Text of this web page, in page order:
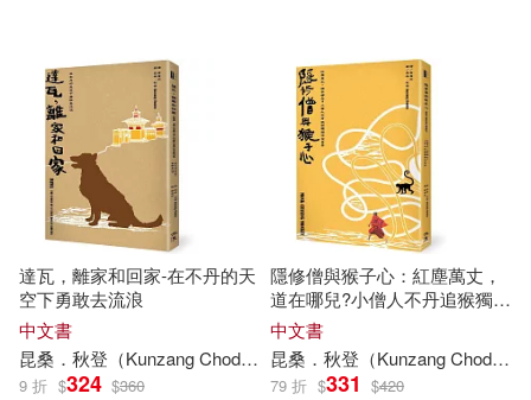
HIROKAZU(6) Milkyway(6)
Orison Swett Marden(6)
R. J. 帕拉秋(6) SATOSHI(6)
proto star編集部(6)
《中國京劇流派劇目集成》編委會
江西人民出版社(23)
河南大學出版社(23)
聯經出版公司(23)
華中科技大學出版社(23)
達瓦，離家和回家-在不丹的天
空下勇敢去流浪
中文書
昆桑． 秋登（Kunzang Choden） 黃意然
9 折 $324 $360
隱修僧與猴子心：紅塵萬丈，
道在哪兒?小僧人不丹追猴獨闖
花花世界
中文書
昆桑． 秋登（Kunzang Choden）
79 折 $331 $420